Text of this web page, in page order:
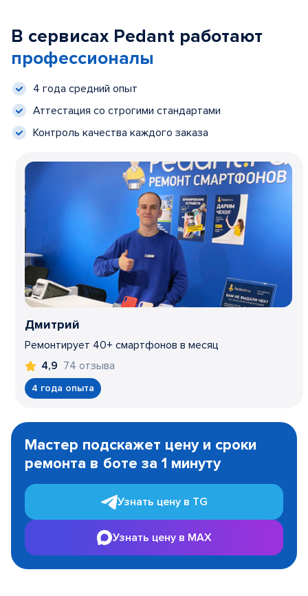
В сервисах Pedant работают
профессионалы
4 года средний опыт
Аттестация со строгими стандартами
Контроль качества каждого заказа
Дмитрий
Ремонтирует 40+ смартфонов в месяц
4,9 74 отзыва
4 года опыта
1
Мастер подскажет цену и сроки
ремонта в боте за 1 минуту
Узнать цену в TG
Узнать цену в MAX